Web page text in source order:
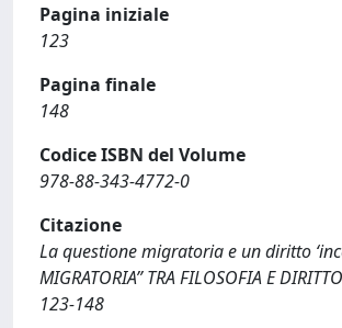
Pagina iniziale
123
Pagina finale
148
Codice ISBN del Volume
978-88-343-4772-0
Citazione
La questione migratoria e un diritto
MIGRATORIA” TRA FILOSOFIA E
123-148